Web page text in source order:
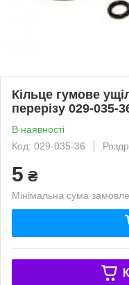
Кільце гумове
перерізу 029-
В наявності
Код: 029-035-36
5 ₴
Мінімальна сума